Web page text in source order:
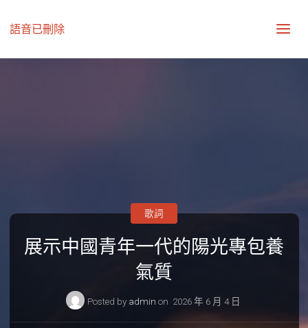
語音已刪除
展示中國青年一代的陽光專包養
氣質
Posted by admin on 2026 年 6 月 4 日
歌詞